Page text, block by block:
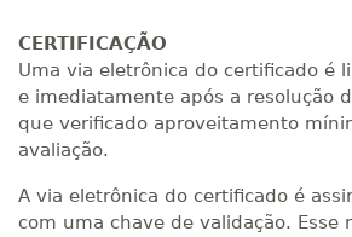
CERTIFICAÇÃO
Uma via eletrônica do certificado é
e imediatamente após a resolução
que verificado aproveitamento
avaliação.
A via eletrônica do certificado é
com uma chave de validação. Esse